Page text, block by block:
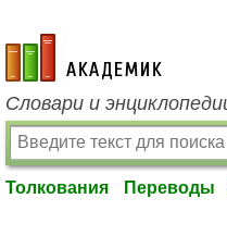
academic.ru
Словари и
Толкования Переводы